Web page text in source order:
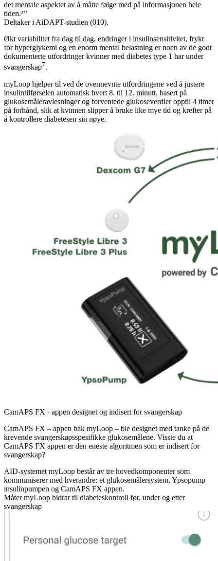
det mentale aspektet av å måtte følge med på informasjonen hele
tiden.²’’
Deltaker i AiDAPT-studien (010).
Økt variabilitet fra dag til dag, endringer i insulinsensitivitet, frykt
for hyperglykemi og en enorm mental belastning er noen av de godt
dokumenterte utfordringer kvinner med diabetes type 1 har under
svangerskap7.
myLoop hjelper til ved de ovennevnte utfordringene ved å justere
insulintilførselen automatisk hvert 8. til 12. minutt, basert på
glukosemåleravlesninger og forventede glukoseverdier opptil 4 timer
på forhånd, slik at kvinnen slipper å bruke like mye tid og krefter på
å kontrollere diabetesen sin nøye.
CamAPS FX - appen designet og indisert for svangerskap
CamAPS FX – appen bak myLoop – ble designet med tanke på de
krevende svangerskapsspesifikke glukosemålene. Visste du at
CamAPS FX appen er den eneste algoritmen som er indisert for
svangerskap?
AID-systemet myLoop består av tre hovedkomponenter som
kommuniserer med hverandre: et glukosemålersystem, Ypsopump
insulinpumpen og CamAPS FX appen.
Måter myLoop bidrar til diabeteskontroll før, under og etter
svangerskap